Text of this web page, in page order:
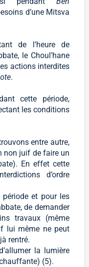
d’une Mitsva
de l’heure de
le Choul’hane
actions interdites
.
cette période,
les conditions
entre autre,
non juif de faire un
En effet cette
d’ordre
période et pour les
de demander
travaux (même
lui même ne peut
rentré.
la lumière
(5).